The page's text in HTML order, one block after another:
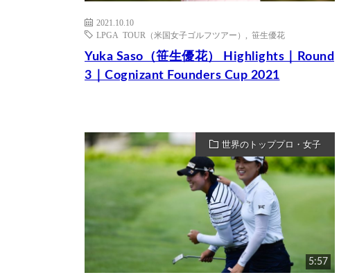
2021.10.10
LPGA TOUR（米国女子ゴルフツアー）
笹生優花
Yuka Saso（笹生優花） Highlights｜Round
3｜Cognizant Founders Cup 2021
世界のトッププロ・女子
5:57